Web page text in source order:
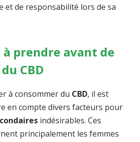
et de responsabilité lors de sa
prendre avant de
CBD
à consommer du CBD, il est
en compte divers facteurs pour
indésirables. Ces
principalement les femmes